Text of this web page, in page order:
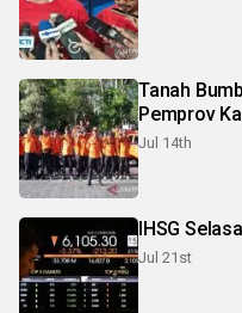
Tanah
Pemprov
Jul 14th
IHSG
Jul 21st